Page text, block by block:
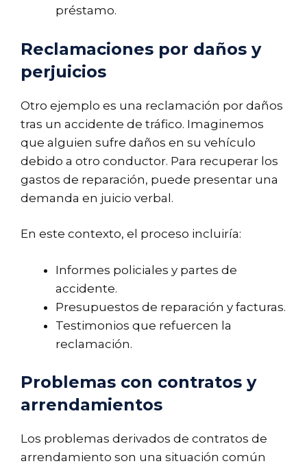
préstamo.
Reclamaciones por daños y
perjuicios
Otro ejemplo es una reclamación por daños
tras un accidente de tráfico. Imaginemos
que alguien sufre daños en su vehículo
debido a otro conductor. Para recuperar los
gastos de reparación, puede presentar una
demanda en juicio verbal.
En este contexto, el proceso incluiría:
Informes policiales y partes de
accidente.
Presupuestos de reparación y facturas.
Testimonios que refuercen la
reclamación.
Problemas con contratos y
arrendamientos
Los problemas derivados de contratos de
arrendamiento son una situación común